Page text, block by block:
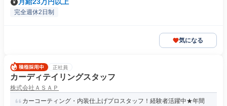
完全週休2日制
気になる
正社員
カーディテイリングスタッフ
株式会社ＡＳＡＰ
カーコーティング・内装仕上げプロスタッフ！経験者活躍中★年間